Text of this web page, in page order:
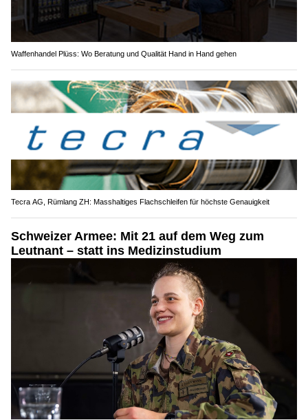
Waffenhandel Plüss: Wo Beratung und Qualität Hand in Hand gehen
Tecra AG, Rümlang ZH: Masshaltiges Flachschleifen für höchste Genauigkeit
Schweizer Armee: Mit 21 auf dem Weg zum
Leutnant – statt ins Medizinstudium